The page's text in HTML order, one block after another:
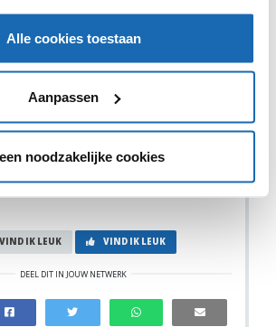
Alle cookies toestaan
Aanpassen
noodzakelijke cookies
en regionale opleidingen.
zoeken in de retailsector of mensen
en deelname aan workshops. Na
banenwinkel naar een andere stad
VIND IK LEUK VIND IK LEUK
DEEL DIT IN JOUW NETWERK